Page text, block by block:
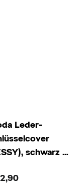
Leder-
schwarz mit